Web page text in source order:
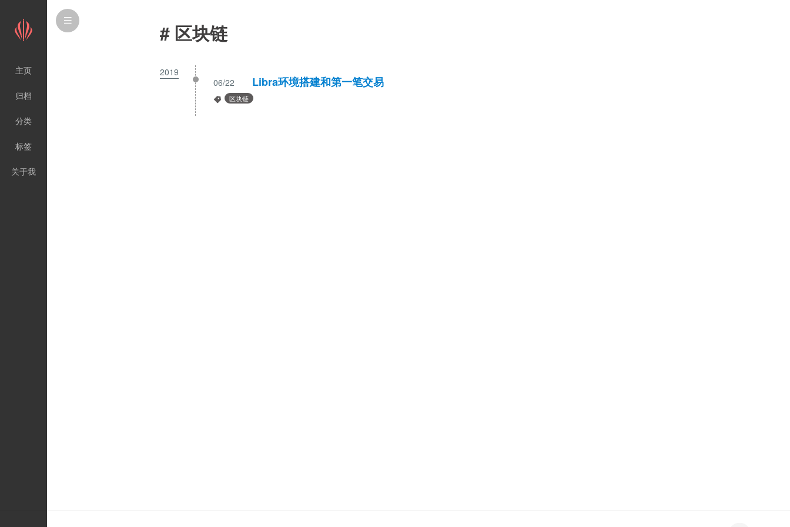
# 区块链
2019
06/22
Libra环境搭建和第一笔交易
区块链
主页
归档
分类
标签
关于我